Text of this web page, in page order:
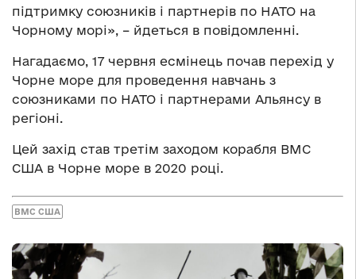
підтримку союзників і партнерів по НАТО на
Чорному морі», – йдеться в повідомленні.
Нагадаємо, 17 червня есмінець почав перехід у
Чорне море для проведення навчань з
союзниками по НАТО і партнерами Альянсу в
регіоні.
Цей захід став третім заходом корабля ВМС
США в Чорне море в 2020 році.
ВМС США